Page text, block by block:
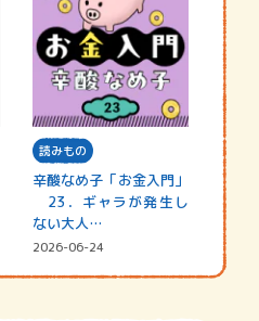
読みもの
辛酸なめ子「お金入門」
23．ギャラが発生し
ない大人…
2026-06-24